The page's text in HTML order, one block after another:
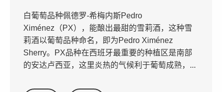
白葡萄品种佩德罗-希梅内斯Pedro
Ximénez（PX），能酿出最甜的雪莉酒，这种雪
莉酒以葡萄品种命名，即为Pedro Ximénez
Sherry。PX品种在西班牙最重要的种植区是南部
的安达卢西亚，这里炎热的气候利于葡萄成熟，...